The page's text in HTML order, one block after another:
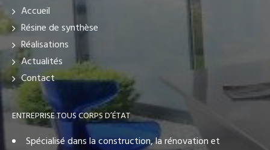
Accueil
Résine de synthèse
Réalisations
Actualités
Contact
ENTREPRISE TOUS CORPS D’ÉTAT
Spécialisé dans la construction, la rénovation et